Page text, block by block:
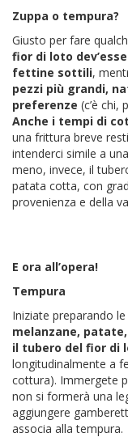
Zuppa o tempura?
Giusto per fare
fior di loto
fettine sottili,
pezzi più grandi,
preferenze (c’è chi,
Anche i tempi di
una frittura breve
intenderci simile a
meno, invece, il
patata cotta, con
provenienza e della
E ora all’opera!
Tempura
Iniziate preparando
melanzane,
il tubero del fior di
longitudinalmente a
cottura). Immergete
non si formerà una
aggiungere
associa alla tempura.